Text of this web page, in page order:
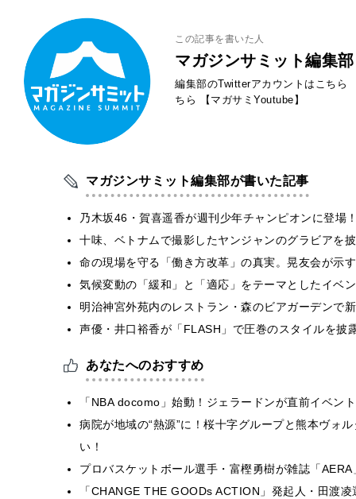
この記事を書いた人
マガジンサミット編集部
編集部のTwitterアカウントはこちら
ちら
【マガサミYoutube】
マガジンサミット編集部が書いた記事
乃木坂46・賀喜遥香が週刊少年チャンピオンに登
十味、ベトナムで撮影したヤンジャンのグラビアを
命の現場を守る「働き方改革」の真実。晃友会が示
気候変動の「緩和」と「適応」をテーマとしたイベ
明治神宮外苑内のレストラン・森のビアガーデンで
声優・井口裕香が「FLASH」で圧巻のスタイルを
あなたへのおすすめ
「NBA docomo」始動！ジェラードンが直前イベン
病院が地域の“熱源”に！桜十字グループと熊本ヴォ
い！
プロバスケットボール選手・富樫勇樹が雑誌「
「CHANGE THE GOODs ACTION」発起人・田渡